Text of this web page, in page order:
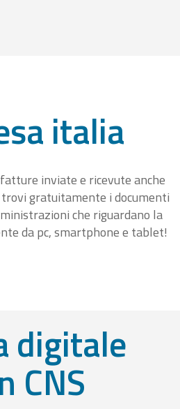
italia
inviate e ricevute anche
gratuitamente i documenti
che riguardano la
da pc, smartphone e tablet!
digitale
CNS